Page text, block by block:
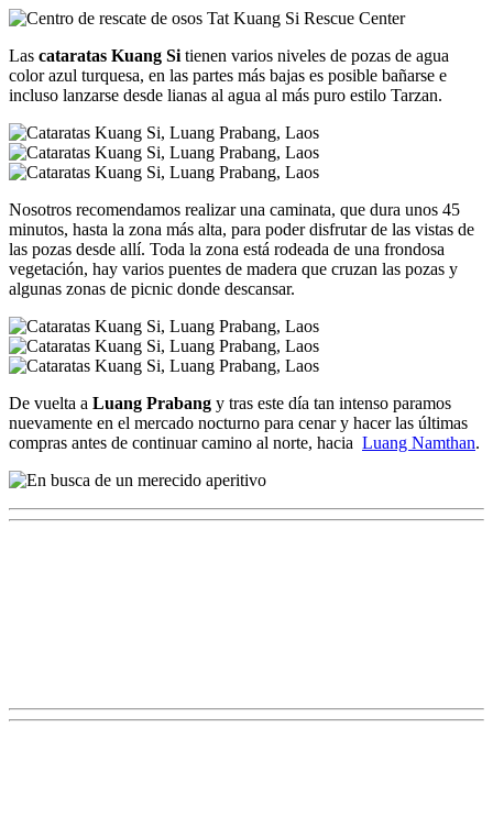
Las cataratas Kuang Si tienen varios niveles de pozas de agua
color azul turquesa, en las partes más bajas es posible bañarse e
incluso lanzarse desde lianas al agua al más puro estilo Tarzan.
Nosotros recomendamos realizar una caminata, que dura unos 45
minutos, hasta la zona más alta, para poder disfrutar de las vistas de
las pozas desde allí. Toda la zona está rodeada de una frondosa
vegetación, hay varios puentes de madera que cruzan las pozas y
algunas zonas de picnic donde descansar.
De vuelta a Luang Prabang y tras este día tan intenso paramos
nuevamente en el mercado nocturno para cenar y hacer las últimas
compras antes de continuar camino al norte, hacia Luang Namthan.